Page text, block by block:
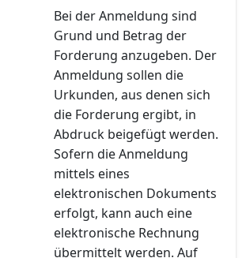
Bei der Anmeldung sind
Grund und Betrag der
Forderung anzugeben. Der
Anmeldung sollen die
Urkunden, aus denen sich
die Forderung ergibt, in
Abdruck beigefügt werden.
Sofern die Anmeldung
mittels eines
elektronischen Dokuments
erfolgt, kann auch eine
elektronische Rechnung
übermittelt werden. Auf